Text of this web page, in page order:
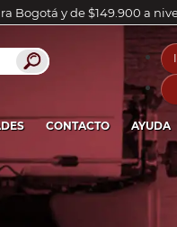
Bogotá y de $149.900 a
CONTACTO AYUDA